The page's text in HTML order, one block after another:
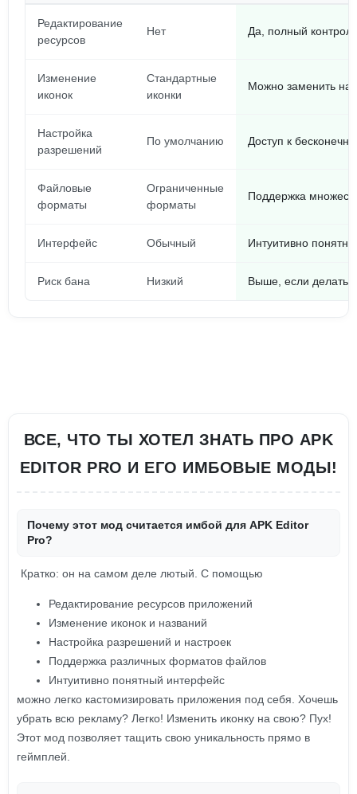
Редактирование
ресурсов
Нет Да, полный
Изменение
иконок
Стандартные
иконки
Можно заменить на
Настройка
разрешений
По умолчанию Доступ к
Файловые
форматы
Ограниченные
форматы
Поддержка
Интерфейс Обычный Интуитивно
Риск бана Низкий Выше, если делать
ВСЕ, ЧТО ТЫ ХОТЕЛ ЗНАТЬ ПРО APK
EDITOR PRO И ЕГО ИМБОВЫЕ МОДЫ!
Почему этот мод считается имбой для APK Editor
Pro?
Кратко: он на самом деле лютый. С помощью
Редактирование ресурсов приложений
Изменение иконок и названий
Настройка разрешений и настроек
Поддержка различных форматов файлов
Интуитивно понятный интерфейс
можно легко кастомизировать приложения под себя. Хочешь
убрать всю рекламу? Легко! Изменить иконку на свою? Пух!
Этот мод позволяет тащить свою уникальность прямо в
геймплей.